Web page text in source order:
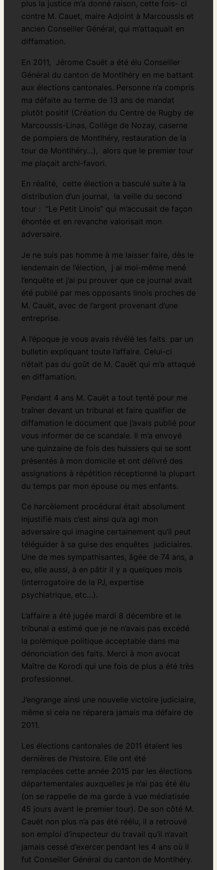
plus la justice m’a donné raison, cette fois- ci
contre M. Cauet, maire Adjoint à Marcoussis et
ancien Conseiller Général, qui m’attaquait en
diffamation.
En 2011, Jérome Cauët a été élu Conseiller
Général du canton de Montlhéry en me battant
aux élections cantonales. Personne n’a compris
ma défaite au terme de 13 ans de mandat
plutôt positif (Création du Centre de Rugby de
Marcoussis-Linas, Collège de Nozay, caserne
de pompiers de Montlhéry, restauration de la
tour de Montlhéry…), alors que le premier tour
me plaçait archi-favori.
En réalité, cette élection a basculé suite à la
distribution d’un journal, la veille du second
tour : “Le Petit Linois” qui m’accusait de façon
éhontée et en revanche valorisait mon
adversaire.
Je ne suis pas homme à me laisser faire, dès le
lendemain de l’élection, j ai moi-même mené
l’enquête et j’ai pu prouver que ce journal avait
été publié par mes opposants linois proches de
M. Cauët, avec de l’argent provenant d’une
entreprise.
A l’époque je vous avais révélé les faits par un
bulletin expliquant toute l’affaire. Celui-ci
n’était pas du goût de M. Cauët qui m’a attaqué
en diffamation.
Pendant 4 ans M. Cauët a tout tenté pour me
traîner devant un tribunal et faire qualifier de
diffamation le document que j’avais publié pour
vous informer de ce scandale. Il m’a envoyé
une quinzaine de fois des huissiers qui se sont
présentés à mon domicile et ont délivré des
assignations à répétition réceptionné la plupart
du temps par mon épouse ou mes enfants.
Ce harcèlement procédural était absolument
injustifié mais c’est ainsi qu’a agi mon
adversaire qui imagine certainement qu’il peut
téléguider à sa guise des enquêtes judiciaires.
Une de mes sympathisantes, âgée de 74 ans, a
eu, elle aussi, à en pâtir il y a quelques mois
(interrogatoire de la PJ, expertise
psychiatrique, etc…).
L’affaire a été jugée mardi 8 décembre et le
tribunal a estimé que je ne n’avais pas excédé
la polémique politique acceptable dans ma
dénonciation des faits. Merci à mon avocat
Maître de Korodi qui une fois de plus a été très
professionnel.
J’engrange ainsi une nouvelle victoire judiciaire,
même si cela ne réparera jamais ma défaire de
2011.
Les élections cantonales de 2011 étaient les
dernières de l’histoire. Elle ont été
remplacées cette année 2015 par les élections
départementales auxquelles je n’ai pas été élu
(on se rappelle de ma garde à vue médiatisée
45 jours avant le premier tour). De son côté M.
Cauët non plus n’a pas été réélu, il a retrouvé
son emploi d’inspecteur du travail qu’il n’avait
jamais cessé d’exercer pendant les 4 ans où il
fut Conseiller Général du canton de Montlhéry.